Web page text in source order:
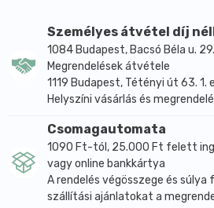
megoldást az olyan lábgondokra,
visszér
hajszálér/Seprűvéna
nehéz láb érzés,
lábödéma
A szinergiában álló és aktív
összetevők a frissesség és a
érzését adják lábaidnak. Javítják
Személyes átvétel díj
1084 Budapest, Bacsó Béla u.
Megrendelések átvétele
1119 Budapest, Tétényi út 63. 1.
Helyszíni vásárlás és
Csomagautomata
1090 Ft-tól, 25.000 Ft felett
vagy online bankkártya
A rendelés végösszege és
szállítási ajánlatokat a